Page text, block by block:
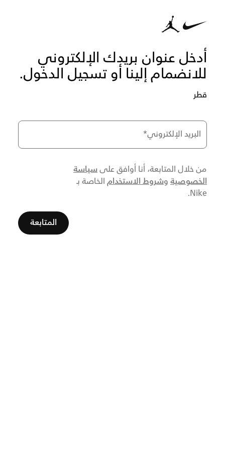
أدخل عنوان بريدك الإلكتروني
للانضمام إلينا أو تسجيل الدخول.
قطر
البريد الإلكتروني*
من خلال المتابعة، أنا أوافق علىسياسة
الخصوصية وشروط الاستخدام الخاصة بـ
Nike.
المتابعة